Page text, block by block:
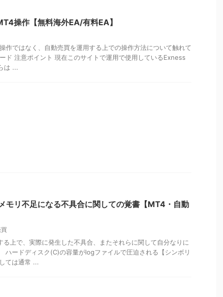
操作【無料海外EA/有料EA】
作ではなく、自動売買を運用する上での操作方法について触れて
ド 注意ポイント 現在このサイトで運用で使用しているExness
は ...
モリ不足になる不具合に関しての覚書【MT4・自動
る上で、実際に発生した不具合、またそれらに関して自分なりに
ハードディスク(C)の容量がlogファイルで圧迫される【シンボリ
ては通常 ...